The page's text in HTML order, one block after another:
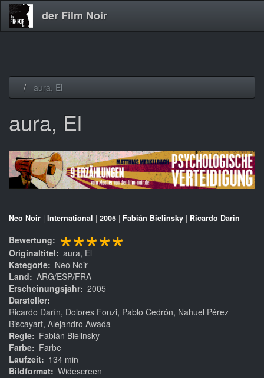
der Film Noir
aura, El
aura, El
Neo Noir | International | 2005 | Fabián Bielinsky | Ricardo Darin
Bewertung *****
Originaltitel
aura, El
Kategorie
Neo Noir
Land
ARG/ESP/FRA
Erscheinungsjahr 2005
Darsteller
Ricardo Darín, Dolores Fonzi, Pablo Cedrón, Nahuel Pérez
Biscayart, Alejandro Awada
Regie
Fabián Bielinsky
Farbe
Farbe
Laufzeit
134 min
Bildformat Widescreen